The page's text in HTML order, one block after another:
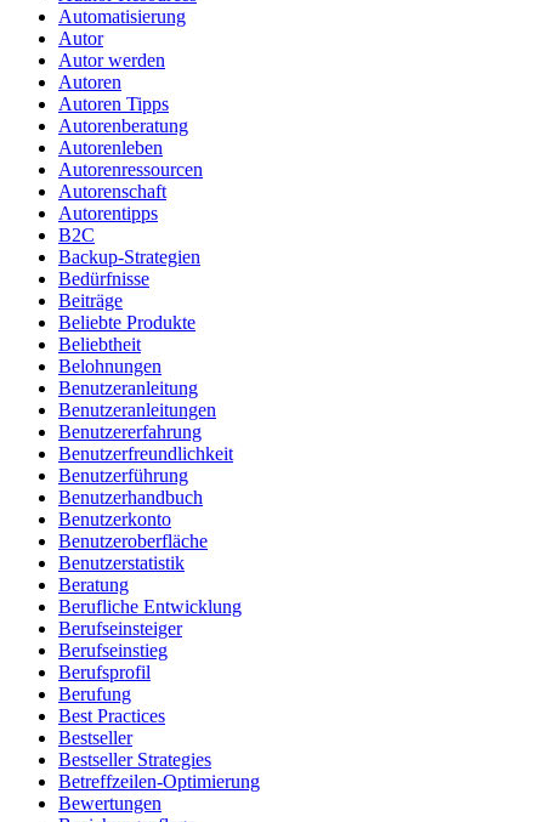
Automatisierung
Autor
Autor werden
Autoren
Autoren Tipps
Autorenberatung
Autorenleben
Autorenressourcen
Autorenschaft
Autorentipps
B2C
Backup-Strategien
Bedürfnisse
Beiträge
Beliebte Produkte
Beliebtheit
Belohnungen
Benutzeranleitung
Benutzeranleitungen
Benutzererfahrung
Benutzerfreundlichkeit
Benutzerführung
Benutzerhandbuch
Benutzerkonto
Benutzeroberfläche
Benutzerstatistik
Beratung
Berufliche Entwicklung
Berufseinsteiger
Berufseinstieg
Berufsprofil
Berufung
Best Practices
Bestseller
Bestseller Strategies
Betreffzeilen-Optimierung
Bewertungen